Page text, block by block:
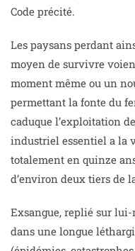
Code précité.
Les paysans perdant
moyen de survivre
moment même ou un
permettant la fonte du
caduque l’exploitation
industriel essentiel a la
totalement en quinze
d’environ deux tiers de
Exsangue, replié sur
dans une longue